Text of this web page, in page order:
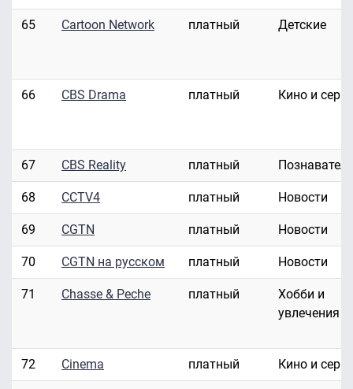
65 Cartoon Network платный Детские
66 CBS Drama платный Кино и
67 CBS Reality платный
68 CCTV4 платный Новости
69 CGTN платный Новости
70 CGTN на русском платный Новости
71 Chasse & Peche платный
Хобби и
увлечения
72 Cinema платный Кино и